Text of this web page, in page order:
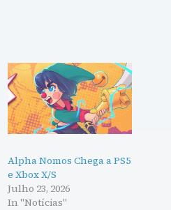
Alpha Nomos Chega a PS5
e Xbox X/S
Julho 23, 2026
In "Notícias"